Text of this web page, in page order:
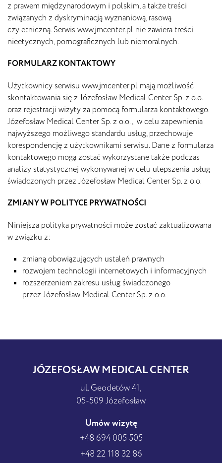
z prawem międzynarodowym i polskim, a także treści
związanych z dyskryminacją wyznaniową, rasową
czy etniczną. Serwis www.jmcenter.pl nie zawiera treści
nieetycznych, pornograficznych lub niemoralnych.
FORMULARZ KONTAKTOWY
Użytkownicy serwisu www.jmcenter.pl mają możliwość
skontaktowania się z Józefosław Medical Center Sp. z o.o.
oraz rejestracji wizyty za pomocą formularza kontaktowego.
Józefosław Medical Center Sp. z o.o., w celu zapewnienia
najwyższego możliwego standardu usług, przechowuje
korespondencję z użytkownikami serwisu. Dane z formularza
kontaktowego mogą zostać wykorzystane także podczas
analizy statystycznej wykonywanej w celu ulepszenia usług
świadczonych przez Józefosław Medical Center Sp. z o.o.
ZMIANY W POLITYCE PRYWATNOŚCI
Niniejsza polityka prywatności może zostać zaktualizowana
w związku z:
zmianą obowiązujących ustaleń prawnych
rozwojem technologii internetowych i informacyjnych
rozszerzeniem zakresu usług świadczonego
przez Józefosław Medical Center Sp. z o.o.
JÓZEFOSŁAW MEDICAL CENTER
ul. Geodetów 41,
05-509 Józefosław
Umów wizytę
+48 694 005 505
+48 22 118 32 86